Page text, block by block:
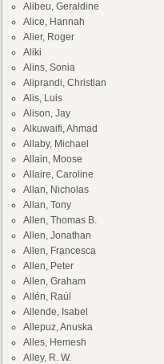
Alibeu, Geraldine
Alice, Hannah
Alier, Roger
Aliki
Alins, Sonia
Aliprandi, Christian
Alis, Luis
Alison, Jay
Alkuwaifi, Ahmad
Allaby, Michael
Allain, Moose
Allaire, Caroline
Allan, Nicholas
Allan, Tony
Allen, Thomas B.
Allen, Jonathan
Allen, Francesca
Allen, Peter
Allen, Graham
Allén, Raúl
Allende, Isabel
Allepuz, Anuska
Alles, Hemesh
Alley, R. W.